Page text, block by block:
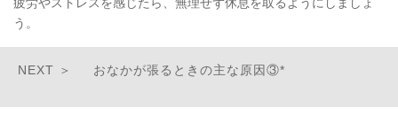
う。
おなかが張るときの主な原因③*